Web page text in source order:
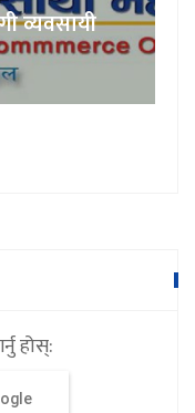
व्यवसायी
होस्: